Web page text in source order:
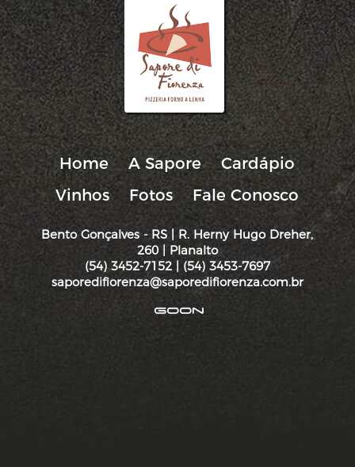
Home A Sapore
Cardápio
Vinhos
Fotos Fale Conosco
Bento Gonçalves - RS | R. Herny Hugo Dreher,
260 | Planalto
(54) 3452-7152 | (54) 3453-7697
saporedifiorenza@saporedifiorenza.com.br